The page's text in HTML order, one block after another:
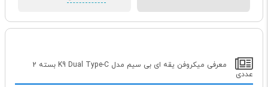
معرفی میکروفن یقه ای بی سیم مدل K9 Dual Type-C بسته 2
عددی